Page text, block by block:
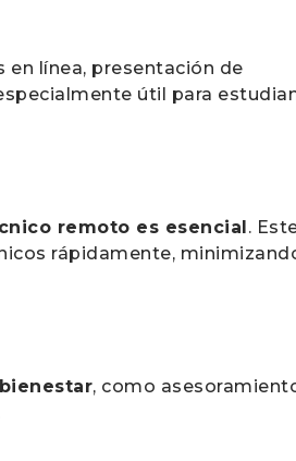
línea, presentación de
útil para
remoto es esencial.
rápidamente,
, como